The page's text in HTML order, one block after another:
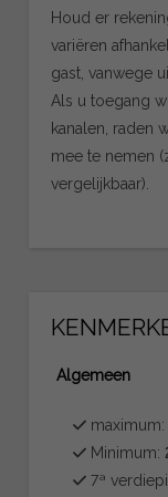
Houd er
variëren
gast, vanwege
Als u toegang
kanalen, raden
mee te nemen
vergelijkbaar).
Algemeen
maximum:
Minimum:
7ª